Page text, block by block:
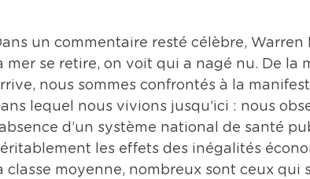
un commentaire resté célèbre,
mer se retire, on voit qui a nagé nu. De la
nous sommes confrontés à la
lequel nous vivions jusqu’ici : nous
d’un système national de santé
les effets des inégalités
classe moyenne, nombreux sont ceux qui